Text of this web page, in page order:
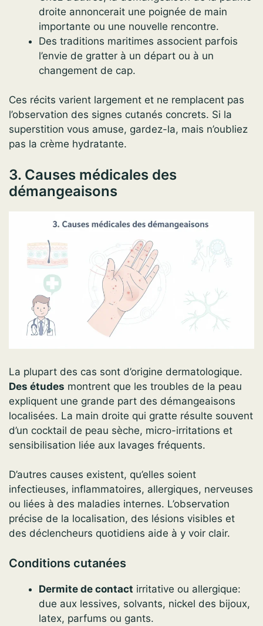
droite annoncerait une poignée de main
importante ou une nouvelle rencontre.
Des traditions maritimes associent parfois
l’envie de gratter à un départ ou à un
changement de cap.
Ces récits varient largement et ne remplacent pas
l’observation des signes cutanés concrets. Si la
superstition vous amuse, gardez-la, mais n’oubliez
pas la crème hydratante.
3. Causes médicales des
démangeaisons
La plupart des cas sont d’origine dermatologique.
Des études montrent que les troubles de la peau
expliquent une grande part des démangeaisons
localisées. La main droite qui gratte résulte souvent
d’un cocktail de peau sèche, micro-irritations et
sensibilisation liée aux lavages fréquents.
D’autres causes existent, qu’elles soient
infectieuses, inflammatoires, allergiques, nerveuses
ou liées à des maladies internes. L’observation
précise de la localisation, des lésions visibles et
des déclencheurs quotidiens aide à y voir clair.
Conditions cutanées
Dermite de contact irritative ou allergique:
due aux lessives, solvants, nickel des bijoux,
latex, parfums ou gants.